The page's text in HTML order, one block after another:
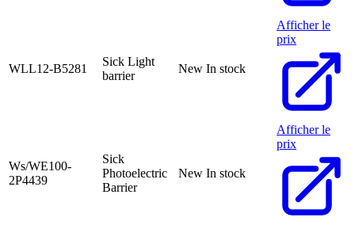
WLL12-B5281
Sick Light
barrier
New In stock
Afficher le
prix
Ws/WE100-
2P4439
Sick
Photoelectric
Barrier
New In stock
Afficher le
prix